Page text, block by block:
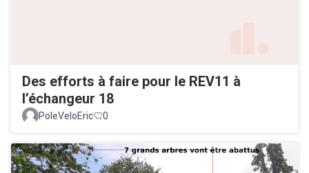
Des efforts à faire pour le REV11 à
l’échangeur 18
PoleVeloEric 0